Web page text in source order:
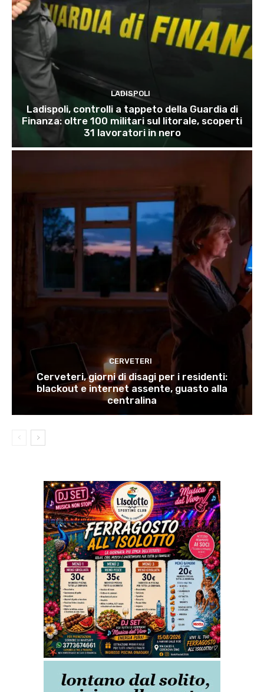
LADISPOLI
Ladispoli, controlli a tappeto della Guardia di
Finanza: oltre 100 militari sul litorale, scoperti
31 lavoratori in nero
CERVETERI
Cerveteri, giorni di disagi per i residenti:
blackout e internet assente, guasto alla
centralina